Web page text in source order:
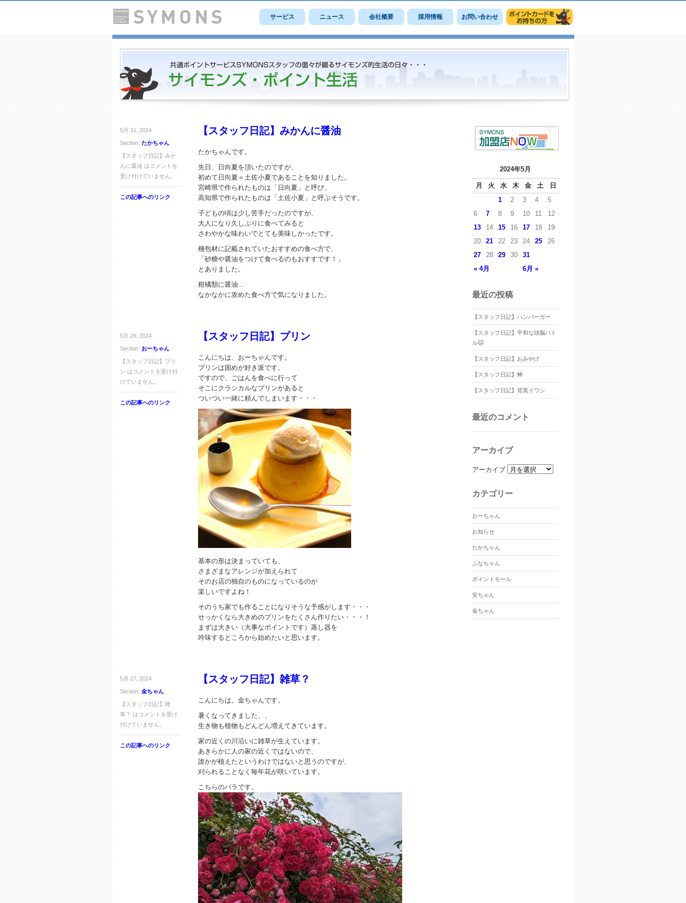
サービス ニュース 会社概要 採用情報 お問い合わせ
5月 31, 2024
Section: たかちゃん
【スタッフ日記】みか
んに醤油 は コメントを
受け付けていません。
この記事へのリンク
【スタッフ日記】みかんに醤油
たかちゃんです。
先日、日向夏を頂いたのですが、
初めて日向夏＝土佐小夏であることを知りました。
宮崎県で作られたものは「日向夏」と呼び、
高知県で作られたものは「土佐小夏」と呼ぶそうです。
子どもの頃は少し苦手だったのですが、
大人になり久しぶりに食べてみると
さわやかな味わいでとても美味しかったです。
梱包材に記載されていたおすすめの食べ方で、
「砂糖や醤油をつけて食べるのもおすすです！」
とありました。
柑橘類に醤油…
なかなかに攻めた食べ方で気になりました。
5月 29, 2024
Section: おーちゃん
【スタッフ日記】プリ
ン は コメントを受け付
けていません。
この記事へのリンク
【スタッフ日記】プリン
こんにちは、おーちゃんです。
プリンは固めが好き派です。
ですので、ごはんを食べに行って
そこにクラシカルなプリンがあると
ついつい一緒に頼んでしまいます・・・
基本の形は決まっていても、
さまざまなアレンジが加えられて
そのお店の独自のものになっているのが
楽しいですよね！
そのうち家でも作ることになりそうな予感がします・・・
せっかくなら大きめのプリンをたくさん作りたい・・・！
まずは大きい（大事なポイントです）蒸し器を
吟味するところから始めたいと思います。
5月 27, 2024
Section: 金ちゃん
【スタッフ日記】雑
草？ は コメントを受け
付けていません。
この記事へのリンク
【スタッフ日記】雑草？
こんにちは。金ちゃんです。
暑くなってきました、、
生き物も植物もどんどん増えてきています。
家の近くの川沿いに雑草が生えています。
あきらかに人の家の近くではないので、
誰かが植えたというわけではないと思うのですが、
刈られることなく毎年花が咲いています。
こちらのバラです。
2024年5月
月 火 水 木 金 土 日
« 4月 6月 »
1 2 3 4
5
6
7 8 9 10 11
12
13
14 15 16 17 18
19
20
21 22 23 24 25
26
27
28 29 30 31
最近の投稿
【スタッフ日記】ハンバーガー
【スタッフ日記】平和な頭脳バト
ル🐱
【スタッフ日記】おみやげ
【スタッフ日記】蝉
【スタッフ日記】背黒イワシ
最近のコメント
アーカイブ
アーカイブ
カテゴリー
おーちゃん
お知らせ
たかちゃん
ふなちゃん
ポイントモール
安ちゃん
金ちゃん